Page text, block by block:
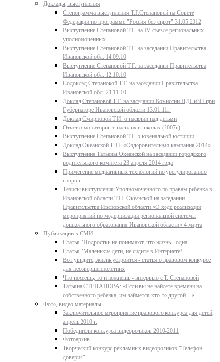
Доклады, выступления
Стенограмма выступления Т.Г.Степановой на Совете
Федерации по программе "Россия без сирот" 31.05.2012
Выступление Степановой Т.Г. на IV съезде региональных
уполномоченных
Выступление Степановой Т.Г. на заседании Правительства
Ивановской обл. 14.09.10
Выступление Степановой Т.Г. на заседании Правительства
Ивановской обл. 12.10.10
Содоклад Степановой Т.Г. на заседании Правительства
Ивановской обл. 23.11.10
Доклад Степановой Т.Г. на заседании Комиссии ПДНиЗП при
Губернаторе Ивановской области 13.01.11г.
Доклад Смирновой Т.И. о насилии над детьми
Отчет о мониторинге насилия в школах (2007г)
Выступление Степановой Т.Г. о ювенальной юстиции
Доклад Океанской Т. П. «Оздоровительная кампания 2014»
Выступление Татьяны Океанской на заседании городского
родительского комитета 23 апреля 2014 года
Применение медиативных технологий по урегулированию
споров
Тезисы выступления Уполномоченного по правам ребенка в
Ивановской области Т.П. Океанской на заседании
Правительства Ивановской области «О ходе реализации
мероприятий по модернизации региональной системы
дошкольного образования Ивановской области» 4 марта
Публикации в СМИ
Статья "Подростки не понимают, что жизнь - одна"
Статья "Маленькие дети, не сидите в Интернете!"
Вот увидите, жизнь устроится - статья о правовом конкурсе
для несовершеннолетних
Что посеешь, то и пожнешь - интервью с Т. Степановой
Татьяна СТЕПАНОВА: «Если вы не найдете времени на
собственного ребенка, им займется кто-то другой…»
Фото, видео материалы
Заключительное мероприятие правового конкурса для детей,
апрель 2010 г.
Победители конкурса видеороликов 2010-2011
Фотоархив
Творческий конкурс рекламных видеороликов "Телефон
доверия"